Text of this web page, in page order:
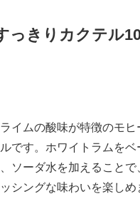
っきりカクテル
イムの酸味が特徴のモヒ
です。ホワイトラムをベ
ソーダ水を加えることで
シングな味わいを楽しめ